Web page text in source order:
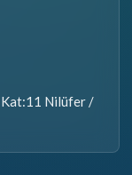
Kat:11 Nilüfer /